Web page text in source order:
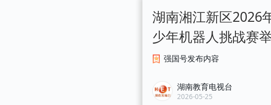
湖南湘江新区2026
少年机器人挑战赛
强国号发布内容
湖南教育电视台
2026-05-25